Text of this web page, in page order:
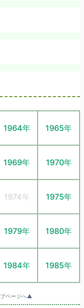
1964年 1965年
1969年 1970年
1974年 1975年
1979年 1980年
1984年 1985年
ページへ▲